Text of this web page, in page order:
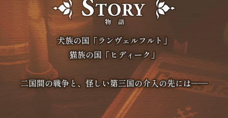
犬族の国「ランヴェルフルト」
猫族の国「ヒディーク」
二国間の戦争と、怪しい第三国の介入の先には――